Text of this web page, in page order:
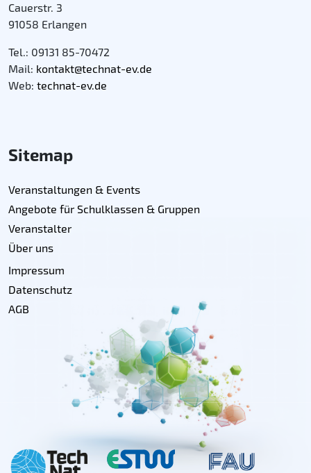
Cauerstr. 3
91058 Erlangen
Tel.: 09131 85-70472
Mail: kontakt@technat-ev.de
Web: technat-ev.de
Sitemap
Veranstaltungen & Events
Angebote für Schulklassen & Gruppen
Veranstalter
Über uns
Impressum
Datenschutz
AGB